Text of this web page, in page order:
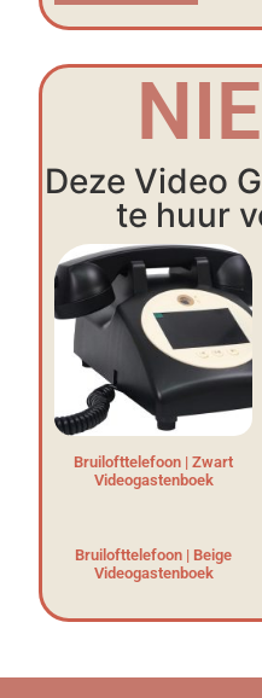
Deze Video
te huur
Bruilofttelefoon | Zwart
Videogastenboek
Bruilofttelefoon | Beige
Videogastenboek